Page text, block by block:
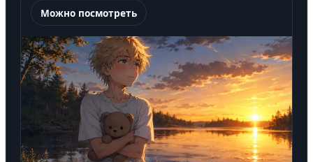
Можно посмотреть